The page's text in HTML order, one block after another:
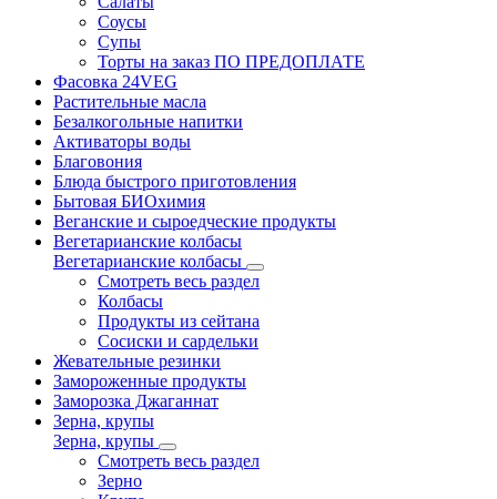
Соусы
Супы
Торты на заказ ПО ПРЕДОПЛАТЕ
Фасовка 24VEG
Растительные масла
Безалкогольные напитки
Активаторы воды
Благовония
Блюда быстрого приготовления
Бытовая БИОхимия
Веганские и сыроедческие продукты
Вегетарианские колбасы
Вегетарианские колбасы
Смотреть весь раздел
Колбасы
Продукты из сейтана
Сосиски и сардельки
Жевательные резинки
Замороженные продукты
Заморозка Джаганнат
Зерна, крупы
Зерна, крупы
Смотреть весь раздел
Зерно